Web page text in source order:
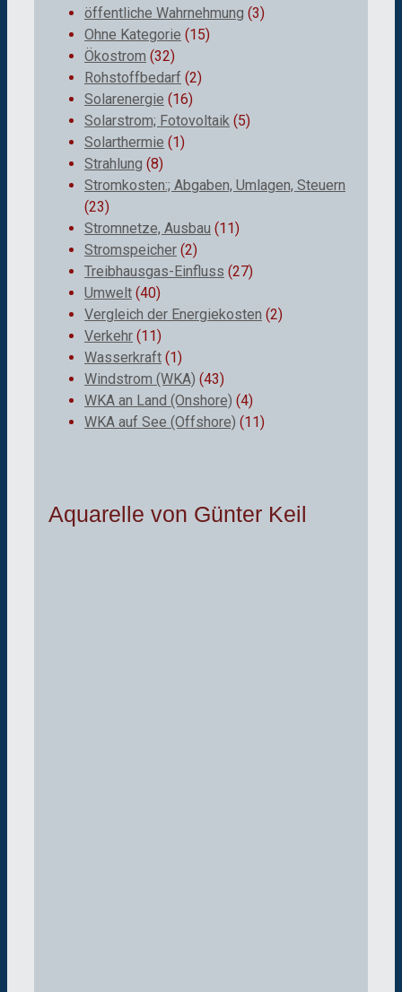
öffentliche Wahrnehmung (3)
Ohne Kategorie (15)
Ökostrom (32)
Rohstoffbedarf (2)
Solarenergie (16)
Solarstrom; Fotovoltaik (5)
Solarthermie (1)
Strahlung (8)
Stromkosten:; Abgaben, Umlagen, Steuern
(23)
Stromnetze, Ausbau (11)
Stromspeicher (2)
Treibhausgas-Einfluss (27)
Umwelt (40)
Vergleich der Energiekosten (2)
Verkehr (11)
Wasserkraft (1)
Windstrom (WKA) (43)
WKA an Land (Onshore) (4)
WKA auf See (Offshore) (11)
Aquarelle von Günter Keil